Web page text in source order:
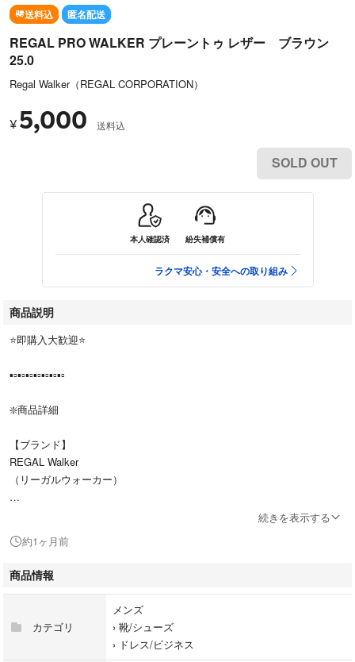
送料込 匿名配送
REGAL PRO WALKER プレーントゥ レザー ブラウン
25.0
Regal Walker（REGAL CORPORATION）
¥ 5,000 送料込
SOLD OUT
本人確認済 紛失補償有
ラクマ安心・安全への取り組み
商品説明
⭐️即購入大歓迎⭐️
▪️▫️▪️▫️▪️▫️▪️▫️▪️▫️▪️▫️▪️▫️
❇️商品詳細
【ブランド】
REGAL Walker
（リーガルウォーカー）
【商品説明】
REGALの人気シリーズ「PRO WALKER」のレザーシューズです。
歩きやすさに特化した設計で、長時間の着用でも疲れにくい快適な履き心
地。
シンプルなプレーントゥデザインで、ビジネスからカジュアルまで幅広く
続きを表示する
約1ヶ月前
商品情報
カテゴリ
メンズ
› 靴/シューズ
› ドレス/ビジネス